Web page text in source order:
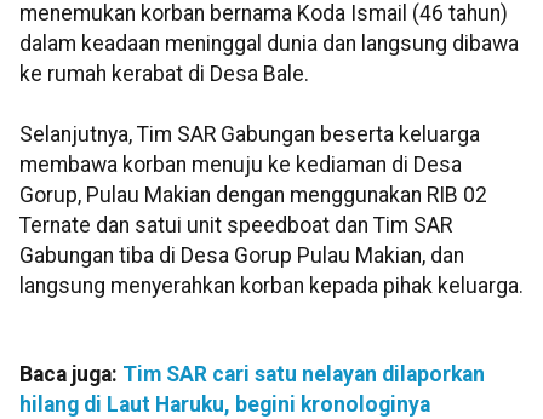
menemukan korban bernama Koda Ismail (46 tahun)
dalam keadaan meninggal dunia dan langsung dibawa
ke rumah kerabat di Desa Bale.
Selanjutnya, Tim SAR Gabungan beserta keluarga
membawa korban menuju ke kediaman di Desa
Gorup, Pulau Makian dengan menggunakan RIB 02
Ternate dan satui unit speedboat dan Tim SAR
Gabungan tiba di Desa Gorup Pulau Makian, dan
langsung menyerahkan korban kepada pihak keluarga.
Baca juga: Tim SAR cari satu nelayan dilaporkan
hilang di Laut Haruku, begini kronologinya